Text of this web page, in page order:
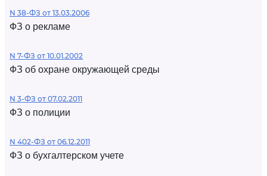
N 38-ФЗ от 13.03.2006
ФЗ о рекламе
N 7-ФЗ от 10.01.2002
ФЗ об охране окружающей среды
N 3-ФЗ от 07.02.2011
ФЗ о полиции
N 402-ФЗ от 06.12.2011
ФЗ о бухгалтерском учете